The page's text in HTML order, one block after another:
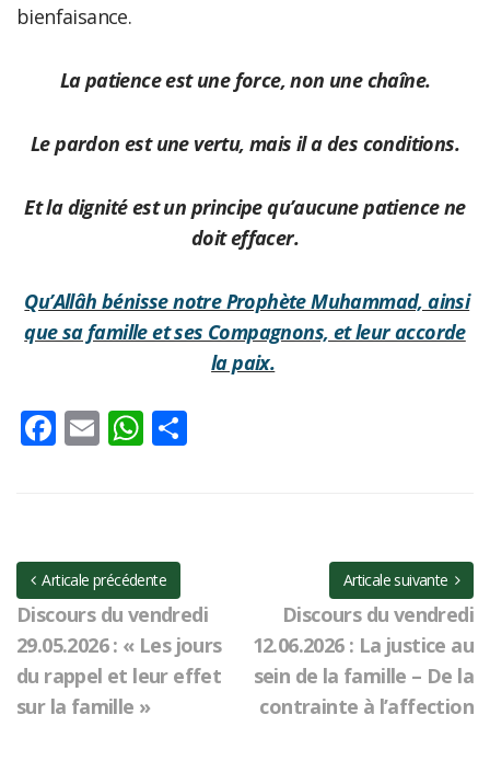
bienfaisance.
La patience est une force, non une chaîne.
Le pardon est une vertu, mais il a des conditions.
Et la dignité est un principe qu’aucune patience ne
doit effacer.
Qu’Allâh bénisse notre Prophète Muhammad, ainsi
que sa famille et ses Compagnons, et leur accorde
la paix.
Facebook
EmailWhatsApp
Articale précédente
Discours du vendredi
29.05.2026 : « Les jours
du rappel et leur effet
sur la famille »
Articale suivante
Discours du vendredi
12.06.2026 : La justice au
sein de la famille – De la
contrainte à l’affection